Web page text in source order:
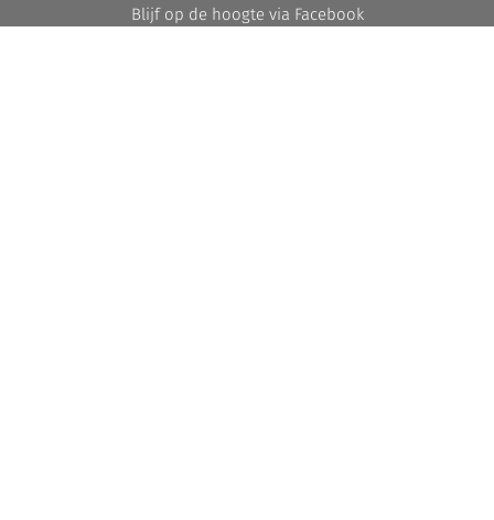
Blijf op de hoogte via Facebook